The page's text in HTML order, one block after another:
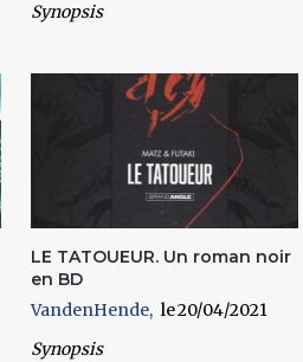
Synopsis
LE TATOUEUR. Un roman noir
en BD
VandenHende
20/04/2021
Synopsis